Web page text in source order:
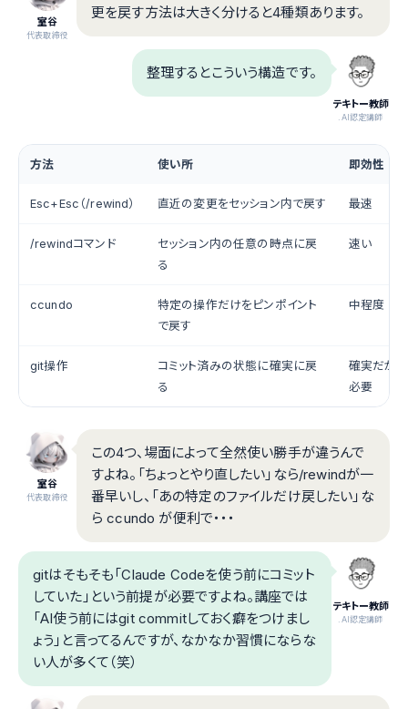
室谷
代表取締役
更を戻す方法は大きく分けると4種類あります。
テキトー教師
.AI認定講師
整理するとこういう構造です。
方法 使い所 即効性
Esc+Esc（/rewind） 直近の変更をセッション内で戻す 最速
/rewindコマンド
セッション内の任意の時点に戻
る
速い
ccundo
特定の操作だけをピンポイント
で戻す
中程度
git操作
コミット済みの状態に確実に戻
る
確実だが
必要
室谷
代表取締役
この4つ、場面によって全然使い勝手が違うんで
すよね。「ちょっとやり直したい」なら/rewindが一
番早いし、「あの特定のファイルだけ戻したい」な
ら ccundo が便利で・・・
テキトー教師
.AI認定講師
gitはそもそも「Claude Codeを使う前にコミット
していた」という前提が必要ですよね。講座では
「AI使う前にはgit commitしておく癖をつけまし
ょう」と言ってるんですが、なかなか習慣にならな
い人が多くて（笑）